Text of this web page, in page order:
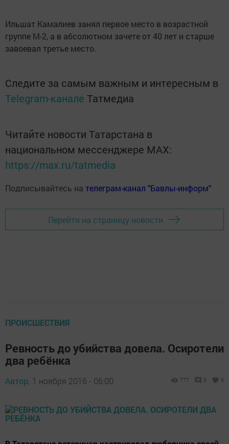
Ильшат Камалиев занял первое место в возрастной
группе М-2, а в абсолютном зачете от 40 лет и старше
завоевал третье место.
Следите за самым важным и интересным в
Telegram-канале Татмедиа
Читайте новости Татарстана в
национальном мессенджере MАХ:
https://max.ru/tatmedia
Подписывайтесь на телеграм-канал "Бавлы-информ"
Перейти на страницу новости
ПРОИСШЕСТВИЯ
Ревность до убийства довела. Осиротели
два ребёнка
Автор, 1 ноября 2016 - 06:00 777 0 0